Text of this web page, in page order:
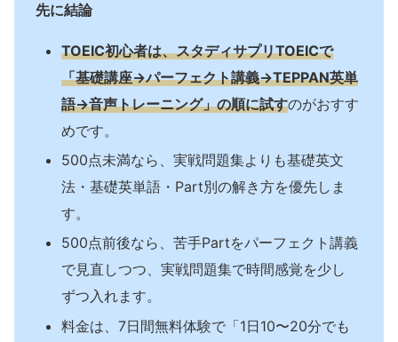
先に結論
TOEIC初心者は、スタディサプリTOEICで
「基礎講座→パーフェクト講義→TEPPAN英単
語→音声トレーニング」の順に試すのがおすす
めです。
500点未満なら、実戦問題集よりも基礎英文
法・基礎英単語・Part別の解き方を優先しま
す。
500点前後なら、苦手Partをパーフェクト講義
で見直しつつ、実戦問題集で時間感覚を少し
ずつ入れます。
料金は、7日間無料体験で「1日10〜20分でも